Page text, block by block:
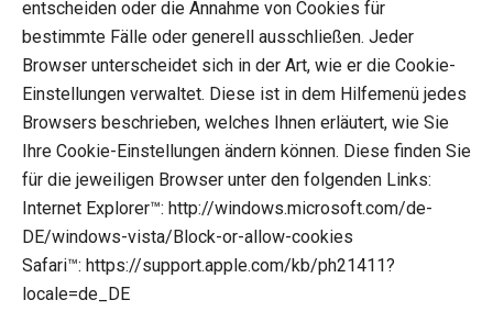
entscheiden oder die Annahme von Cookies für
bestimmte Fälle oder generell ausschließen. Jeder
Browser unterscheidet sich in der Art, wie er die Cookie-
Einstellungen verwaltet. Diese ist in dem Hilfemenü jedes
Browsers beschrieben, welches Ihnen erläutert, wie Sie
Ihre Cookie-Einstellungen ändern können. Diese finden Sie
für die jeweiligen Browser unter den folgenden Links:
Internet Explorer™: http://windows.microsoft.com/de-
DE/windows-vista/Block-or-allow-cookies
Safari™: https://support.apple.com/kb/ph21411?
locale=de_DE